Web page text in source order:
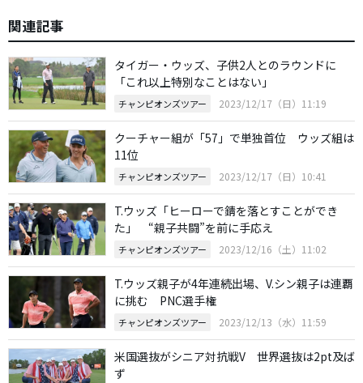
関連記事
タイガー・ウッズ、子供2人とのラウンドに
「これ以上特別なことはない」
チャンピオンズツアー 2023/12/17（日）11:19
クーチャー組が「57」で単独首位 ウッズ組は
11位
チャンピオンズツアー 2023/12/17（日）10:41
T.ウッズ「ヒーローで錆を落とすことができ
た」 “親子共闘”を前に手応え
チャンピオンズツアー 2023/12/16（土）11:02
T.ウッズ親子が4年連続出場、V.シン親子は連覇
に挑む PNC選手権
チャンピオンズツアー 2023/12/13（水）11:59
米国選抜がシニア対抗戦V 世界選抜は2pt及ば
ず